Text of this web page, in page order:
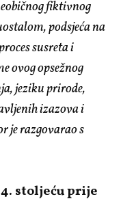
fiktivnog
podsjeća na
susreta i
ovog opsežnog
jeziku prirode,
izazova i
je razgovarao s
stoljeću prije